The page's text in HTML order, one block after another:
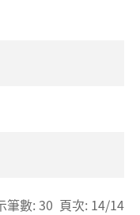
筆數: 30 頁次: 14/14